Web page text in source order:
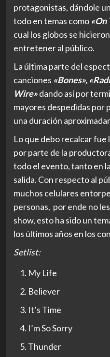
protagonistas, dándole
todo en temas como «On
cual los globos se
entretener al público.
La última parte del
canciones «Bones»,
Wire»dando así por
mayores despedidas por
una duración
Lo que debo recalcar
por parte de la
todo el evento, tanto en
salida. Con respecto al
muchos celulares
personas, por ende no
show, esto ha sido un
los últimos años en los
Setlist:
My Life
Believer
It’s Time
I’m So Sorry
Thunder